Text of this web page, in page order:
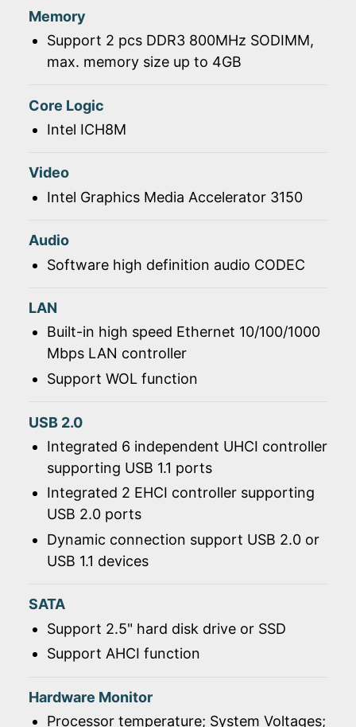
Memory
Support 2 pcs DDR3 800MHz SODIMM,
max. memory size up to 4GB
Core Logic
Intel ICH8M
Video
Intel Graphics Media Accelerator 3150
Audio
Software high definition audio CODEC
LAN
Built-in high speed Ethernet 10/100/1000
Mbps LAN controller
Support WOL function
USB 2.0
Integrated 6 independent UHCI controller
supporting USB 1.1 ports
Integrated 2 EHCI controller supporting
USB 2.0 ports
Dynamic connection support USB 2.0 or
USB 1.1 devices
SATA
Support 2.5" hard disk drive or SSD
Support AHCI function
Hardware Monitor
Processor temperature; System Voltages;